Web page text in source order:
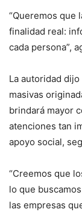
“Queremos que
finalidad real:
cada persona”,
La autoridad
masivas
brindará mayor
atenciones tan
apoyo social,
“Creemos que
lo que
las empresas